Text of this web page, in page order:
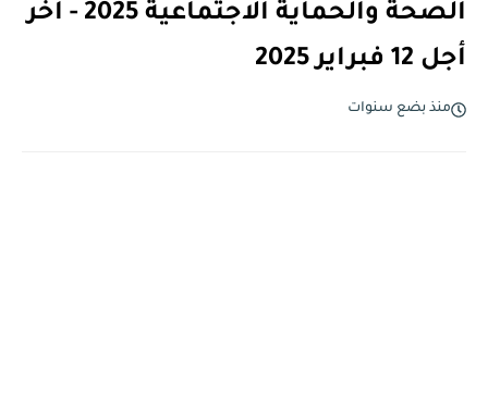
الصحة والحماية الاجتماعية 2025 - آخر
أجل 12 فبراير 2025
منذ بضع سنوات